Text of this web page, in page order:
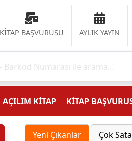
KİTAP BAŞVURUSU AYLIK YAYIN
AÇILIM KİTAP KİTAP
Yeni Çıkanlar Çok